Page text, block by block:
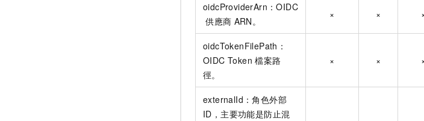
oidcProviderArn：OIDC
供應商 ARN。
× ×
oidcTokenFilePath：
OIDC Token 檔案路
徑。
× ×
externalId：角色外部
ID，主要功能是防止混